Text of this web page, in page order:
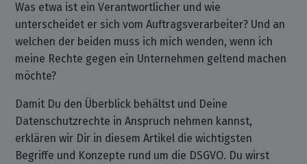
Was etwa ist ein Verantwortlicher und wie
unterscheidet er sich vom Auftragsverarbeiter? Und an
welchen der beiden muss ich mich wenden, wenn ich
meine Rechte gegen ein Unternehmen geltend machen
möchte?
Damit Du den Überblick behältst und Deine
Datenschutzrechte in Anspruch nehmen kannst,
erklären wir Dir in diesem Artikel die wichtigsten
Begriffe und Konzepte rund um die DSGVO. Du wirst